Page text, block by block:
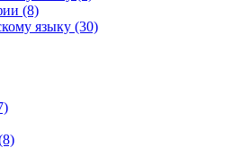
(8)
языку (30)